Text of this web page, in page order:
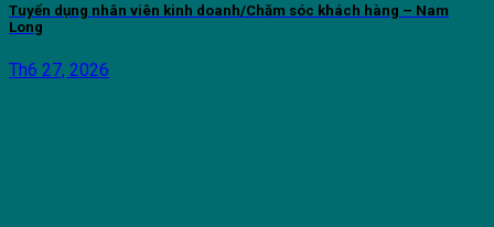
Tuyển dụng nhân viên kinh doanh/Chăm sóc khách hàng – Nam
Long
Th6 27, 2026